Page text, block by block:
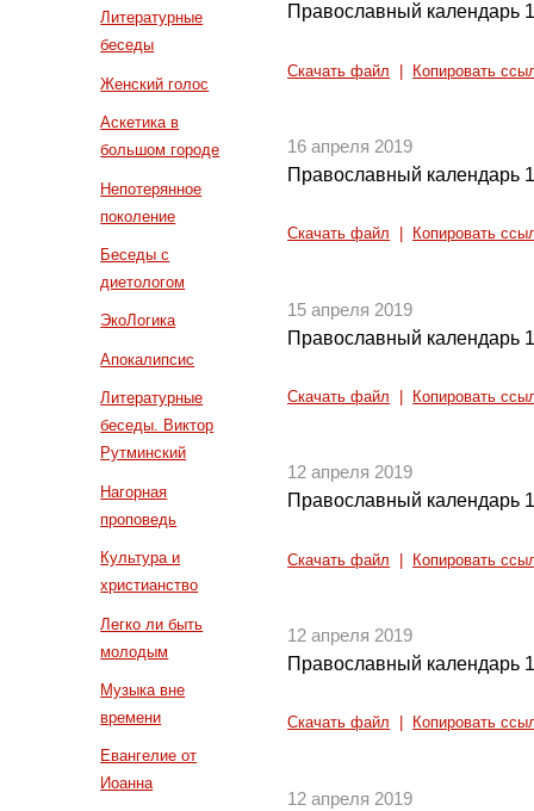
Литературные
беседы
Женский голос
Аскетика в
большом городе
Непотерянное
поколение
Беседы с
диетологом
ЭкоЛогика
Апокалипсис
Литературные
беседы. Виктор
Рутминский
Нагорная
проповедь
Культура и
христианство
Легко ли быть
молодым
Музыка вне
времени
Евангелие от
Иоанна
Православный календарь
Скачать файл Копировать
16 апреля 2019
Православный календарь
Скачать файл Копировать
15 апреля 2019
Православный календарь
Скачать файл Копировать
12 апреля 2019
Православный календарь
Скачать файл Копировать
12 апреля 2019
Православный календарь
Скачать файл Копировать
12 апреля 2019